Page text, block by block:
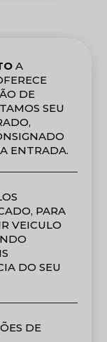
A
DE
SEU
ENTRADA.
PARA
VEICULO
DO SEU
DE